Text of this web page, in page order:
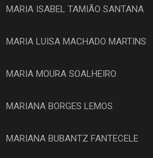
MARIA ISABEL TAMIÃO SANTANA
MARIA LUISA MACHADO MARTINS
MARIA MOURA SOALHEIRO
MARIANA BORGES LEMOS
MARIANA BUBANTZ FANTECELE